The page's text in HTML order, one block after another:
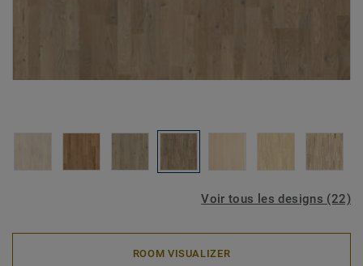
Voir tous les designs (22)
ROOM VISUALIZER